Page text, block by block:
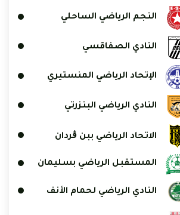
النجم الرياضي الساحلي
النادي الصفاقسي
الإتحاد الرياضي المنستيري
النادي الرياضي البنزرتي
الاتحاد الرياضي ببن ڨردان
المستقبل الرياضي بسليمان
النادي الرياضي لحمام الأنف